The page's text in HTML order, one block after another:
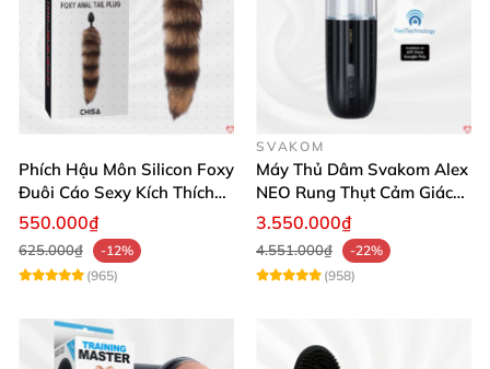
Phích Hậu Môn Silicon Foxy
Đuôi Cáo Sexy Kích Thích
Đỉnh Cao
550.000₫
625.000₫
-12%
(965)
SVAKOM
Máy Thủ Dâm Svakom Alex
NEO Rung Thụt Cảm Giác
Thật, App Điều Khiển
3.550.000₫
4.551.000₫
-22%
(958)